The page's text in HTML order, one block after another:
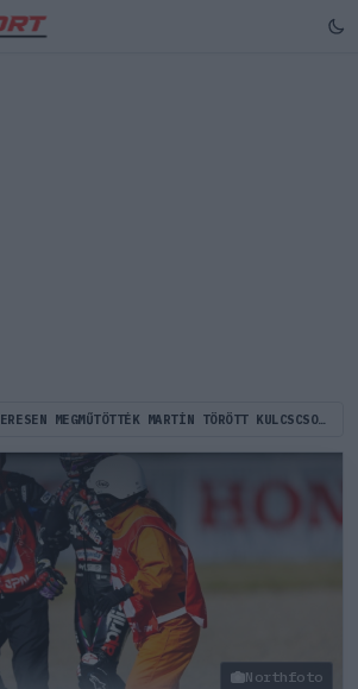
SIKERESEN MEGMŰTÖTTÉK MARTÍN TÖRÖTT KULCSCSONTJÁT
Northfoto